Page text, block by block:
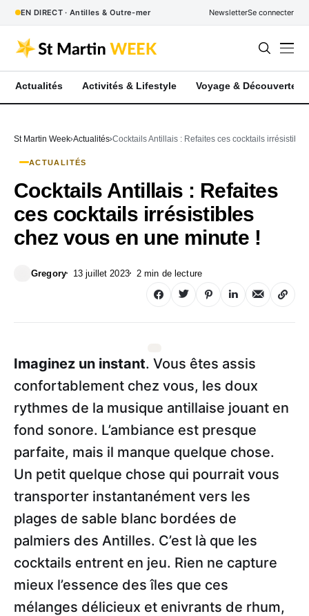
EN DIRECT · Antilles & Outre-mer NewsletterSe connecter
Actualités Activités & Lifestyle Voyage & Découverte
St Martin Week Actualités Cocktails Antillais : Refaites ces cocktails
ACTUALITÉS
Cocktails Antillais : Refaites
ces cocktails irrésistibles
chez vous en une minute !
Gregory 13 juillet 2023 2 min de lecture
Imaginez un instant. Vous êtes assis
confortablement chez vous, les doux
rythmes de la musique antillaise jouant en
fond sonore. L’ambiance est presque
parfaite, mais il manque quelque chose.
Un petit quelque chose qui pourrait vous
transporter instantanément vers les
plages de sable blanc bordées de
palmiers des Antilles. C’est là que les
cocktails entrent en jeu. Rien ne capture
mieux l’essence des îles que ces
mélanges délicieux et enivrants de rhum,